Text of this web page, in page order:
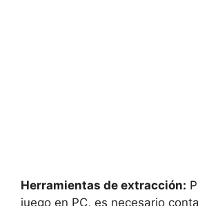
Herramientas de extracción:
juego en PC, es necesario